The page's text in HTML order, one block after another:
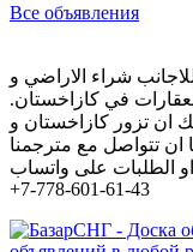
Все объявления
شراء الاراضي و
في كازاخستان.
ان تزور كازاخستان و
ان تتواصل مع مترجمنا
+7-778-601-61-43